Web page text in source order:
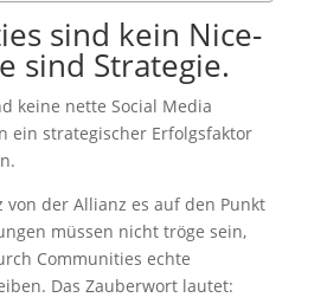
sind kein Nice-
sind Strategie.
keine nette Social Media
ein strategischer Erfolgsfaktor
von der Allianz es auf den Punkt
müssen nicht tröge sein,
Communities echte
Das Zauberwort lautet: